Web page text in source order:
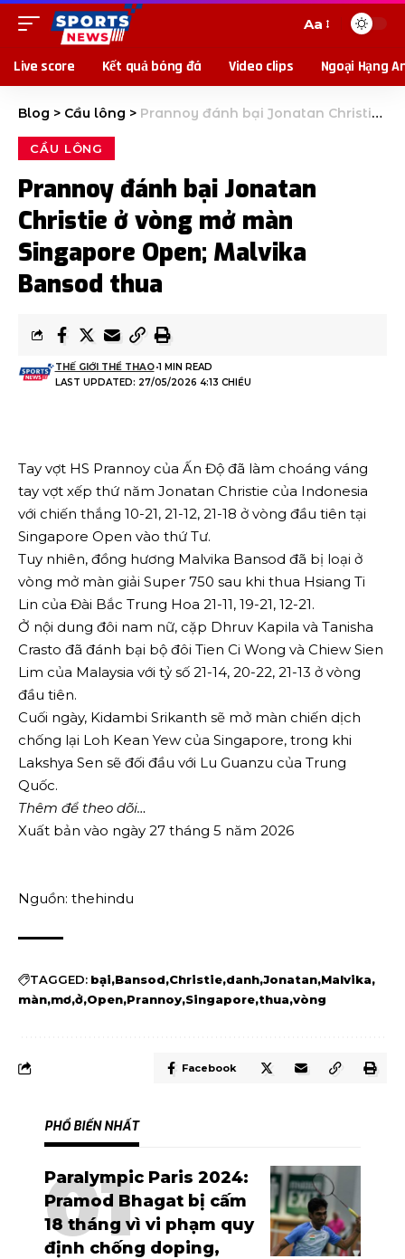
Aa
Live score Kết quả bóng đá Video clips Ngoại Hạng
Blog > Cầu lông > Prannoy đánh bại Jonatan Christie ở vòng mở màn Singapore Open; Malvika Bansod thua
CẦU LÔNG
Prannoy đánh bại Jonatan
Christie ở vòng mở màn
Singapore Open; Malvika
Bansod thua
LAST UPDATED: 27/05/2026 4:13 CHIỀU
THẾ GIỚI THỂ THAO 1 MIN READ
Tay vợt HS Prannoy của Ấn Độ đã làm choáng váng
tay vợt xếp thứ năm Jonatan Christie của Indonesia
với chiến thắng 10-21, 21-12, 21-18 ở vòng đầu tiên tại
Singapore Open vào thứ Tư.
Tuy nhiên, đồng hương Malvika Bansod đã bị loại ở
vòng mở màn giải Super 750 sau khi thua Hsiang Ti
Lin của Đài Bắc Trung Hoa 21-11, 19-21, 12-21.
Ở nội dung đôi nam nữ, cặp Dhruv Kapila và Tanisha
Crasto đã đánh bại bộ đôi Tien Ci Wong và Chiew Sien
Lim của Malaysia với tỷ số 21-14, 20-22, 21-13 ở vòng
đầu tiên.
Cuối ngày, Kidambi Srikanth sẽ mở màn chiến dịch
chống lại Loh Kean Yew của Singapore, trong khi
Lakshya Sen sẽ đối đầu với Lu Guanzu của Trung
Quốc.
Thêm để theo dõi…
Xuất bản vào ngày 27 tháng 5 năm 2026
Nguồn: thehindu
TAGGED: bại Bansod Christie danh Jonatan Malvika
màn mơ ở Open Prannoy Singapore thua vòng
Facebook
PHỔ BIẾN NHẤT
Paralympic Paris 2024:
Pramod Bhagat bị cấm
18 tháng vì vi phạm quy
định chống doping,